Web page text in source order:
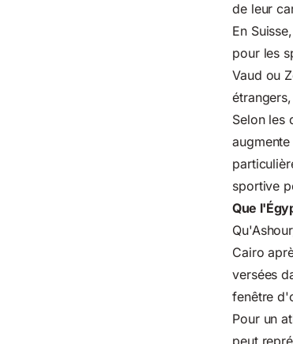
de leur
En
pour les
Vaud ou
Selon les
sportive
Que
Cairo
versées
fenêtre
Pour un